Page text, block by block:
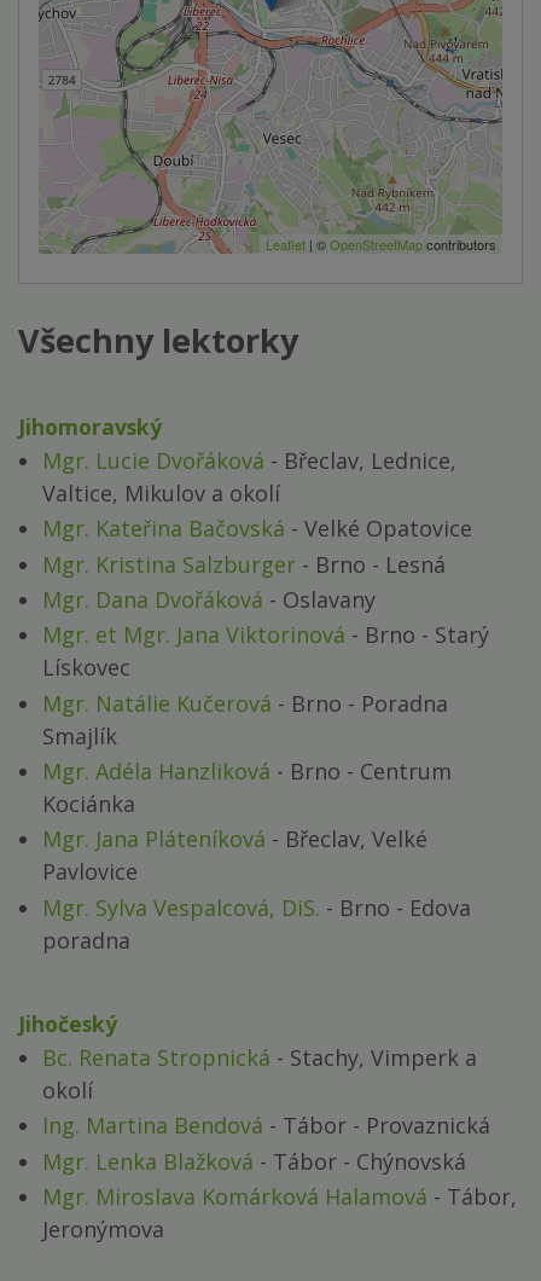
Leaflet | ©OpenStreetMapcontributors
Všechny lektorky
Jihomoravský
Mgr. Lucie Dvořáková - Břeclav, Lednice,
Valtice, Mikulov a okolí
Mgr. Kateřina Bačovská - Velké Opatovice
Mgr. Kristina Salzburger - Brno - Lesná
Mgr. Dana Dvořáková - Oslavany
Mgr. et Mgr. Jana Viktorinová - Brno - Starý
Lískovec
Mgr. Natálie Kučerová - Brno - Poradna
Smajlík
Mgr. Adéla Hanzliková - Brno - Centrum
Kociánka
Mgr. Jana Pláteníková - Břeclav, Velké
Pavlovice
Mgr. Sylva Vespalcová, DiS. - Brno - Edova
poradna
Jihočeský
Bc. Renata Stropnická - Stachy, Vimperk a
okolí
Ing. Martina Bendová - Tábor - Provaznická
Mgr. Lenka Blažková - Tábor - Chýnovská
Mgr. Miroslava Komárková Halamová - Tábor,
Jeronýmova